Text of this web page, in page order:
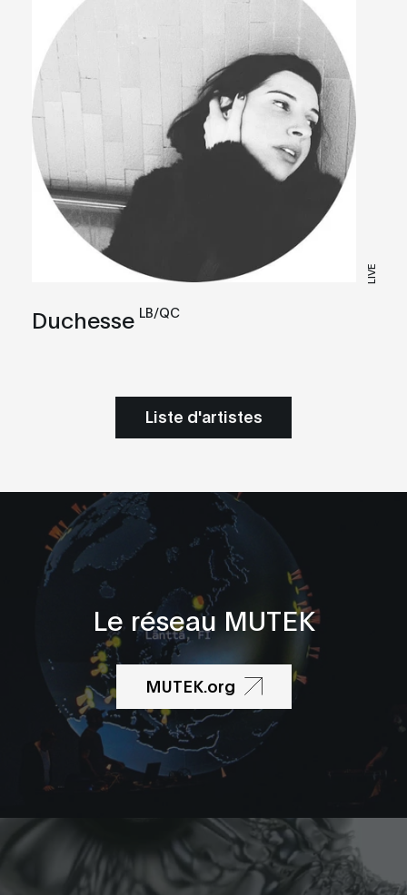
LIVE
Duchesse LB/QC
Liste d'artistes
Le réseau MUTEK
MUTEK.org